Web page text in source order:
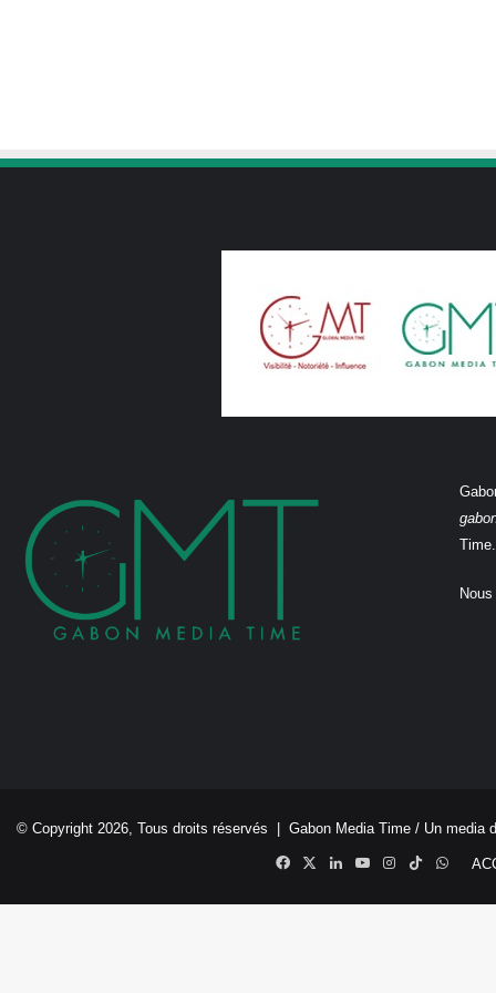
Time.
© Copyright 2026, Tous droits réservés | Gabon Media Time / Un media
Facebook
X LinkedinYouTubeInstagram
TikTok